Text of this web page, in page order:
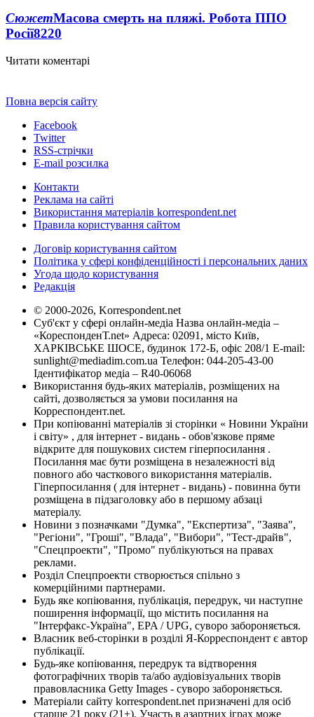
СюжетМасова смерть на пляжі. Робота ППО
Росії8220
Читати коментарі
Повна версія сайту
Facebook
Twitter
RSS-стрічки
E-mail розсилка
Контакти
Реклама на сайті
Використання матеріалів korrespondent.net
Правила користування сайтом
Договір користування сайтом
Політика у сфері конфіденційності і персональних даних
Угода щодо користування
Редакція
© 2000-2026, Korrespondent.net
Суб'єкт у сфері онлайн-медіа Назва онлайн-медіа –
«КореспонденТ.net» Адреса: 02091, місто Київ,
ХАРКІВСЬКЕ ШОСЕ, будинок 172-Б, офіс 208/1 E-mail:
sunlight@mediadim.com.ua Телефон: 044-205-43-00
Ідентифікатор медіа – R40-06068
Використання будь-яких матеріалів, розміщених на
сайті, дозволяється за умови посилання на
Корреспондент.net.
При копіюванні матеріалів зі сторінки « Новини України
і світу» , для інтернет - видань - обов'язкове пряме
відкрите для пошукових систем гіперпосилання .
Посилання має бути розміщена в незалежності від
повного або часткового використання матеріалів.
Гіперпосилання ( для інтернет - видань) - повинна бути
розміщена в підзаголовку або в першому абзаці
матеріалу.
Новини з позначками "Думка", "Експертиза", "Заява",
"Регіони", "Гроші", "Влада", "Вибори", "Тест-драйв",
"Спецпроекти", "Промо" публікуються на правах
реклами.
Розділ Спецпроекти створюється спільно з
комерційними партнерами.
Будь яке копіювання, публікація, передрук, чи наступне
поширення інформації, що містить посилання на
"Інтерфакс-Україна", EPA / UPG, суворо забороняється.
Власник веб-сторінки в розділі Я-Корреспондент є автор
публікації.
Будь-яке копіювання, передрук та відтворення
фотографічних творів та/або аудіовізуальних творів
правовласника Getty Images - суворо забороняється.
Матеріали сайту korrespondent.net призначені для осіб
старше 21 року (21+). Участь в азартних іграх може